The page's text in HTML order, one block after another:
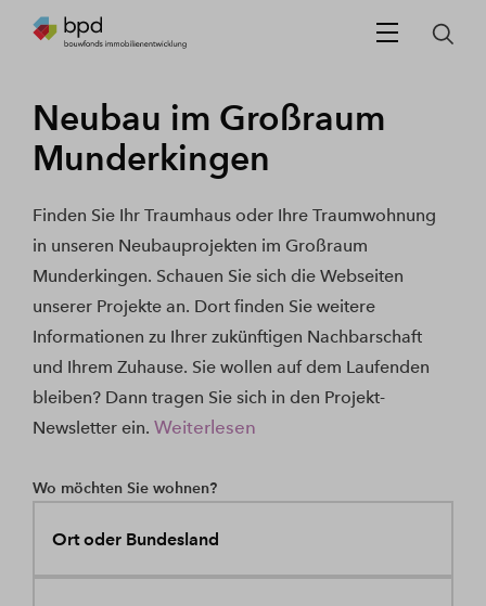
Neubau im Großraum
Munderkingen
Finden Sie Ihr Traumhaus oder Ihre Traumwohnung
in unseren Neubauprojekten im Großraum
Munderkingen. Schauen Sie sich die Webseiten
unserer Projekte an. Dort finden Sie weitere
Informationen zu Ihrer zukünftigen Nachbarschaft
und Ihrem Zuhause. Sie wollen auf dem Laufenden
bleiben? Dann tragen Sie sich in den Projekt-
Newsletter ein. Weiterlesen
Wo möchten Sie wohnen?
Ort oder Bundesland